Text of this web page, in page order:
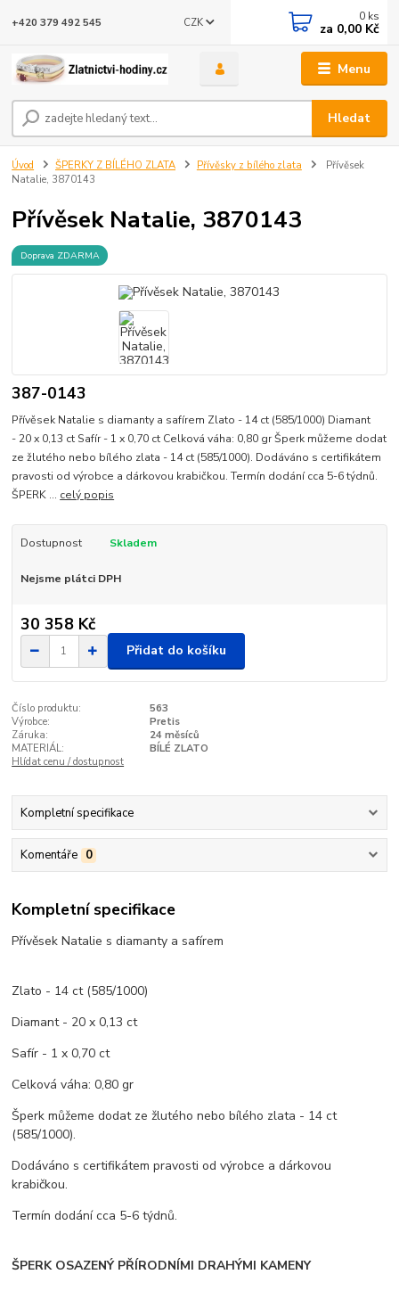
Menu
CZK
Hledat
+420 379 492 545 0 ks
za 0,00 Kč
Úvod ŠPERKY Z BÍLÉHO ZLATA Přívěsky z bílého zlata
Přívěsek
Natalie, 3870143
Přívěsek Natalie, 3870143
Doprava ZDARMA
387-0143
Přívěsek Natalie s diamanty a safírem Zlato - 14 ct (585/1000) Diamant
- 20 x 0,13 ct Safír - 1 x 0,70 ct Celková váha: 0,80 gr Šperk můžeme dodat
ze žlutého nebo bílého zlata - 14 ct (585/1000). Dodáváno s certifikátem
pravosti od výrobce a dárkovou krabičkou. Termín dodání cca 5-6 týdnů.
ŠPERK ... celý popis
Dostupnost Skladem
Nejsme plátci DPH
30 358 Kč
Přidat do košíku
Číslo produktu:
563
Výrobce:
Pretis
Záruka:
24 měsíců
MATERIÁL:
BÍLÉ ZLATO
Hlídat cenu / dostupnost
Kompletní specifikace
Komentáře 0
Kompletní specifikace
Přívěsek Natalie s diamanty a safírem
Zlato - 14 ct (585/1000)
Diamant - 20 x 0,13 ct
Safír - 1 x 0,70 ct
Celková váha: 0,80 gr
Šperk můžeme dodat ze žlutého nebo bílého zlata - 14 ct
(585/1000).
Dodáváno s certifikátem pravosti od výrobce a dárkovou
krabičkou.
Termín dodání cca 5-6 týdnů.
ŠPERK OSAZENÝ PŘÍRODNÍMI DRAHÝMI KAMENY